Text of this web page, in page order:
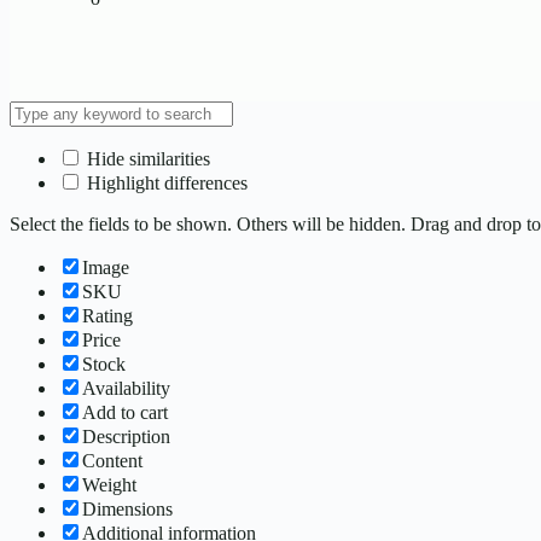
Hide similarities
Highlight differences
Select the fields to be shown. Others will be hidden. Drag and drop
Image
SKU
Rating
Price
Stock
Availability
Add to cart
Description
Content
Weight
Dimensions
Additional information